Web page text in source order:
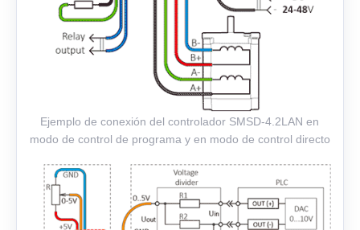
Ejemplo de conexión del controlador SMSD‑4.2LAN en
modo de control de programa y en modo de control directo